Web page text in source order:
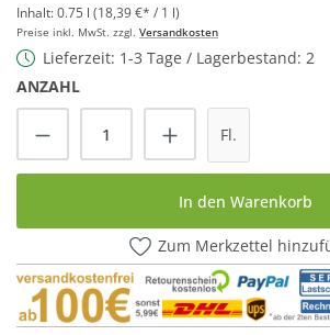
Inhalt:0.75 l (18,39 €* / 1 l)
Preise inkl. MwSt. zzgl. Versandkosten
Lieferzeit: 1-3 Tage / Lagerbestand: 2
ANZAHL
Produkt Anzahl: Gib den
Fl.
In den Warenkorb
Zum Merkzettel